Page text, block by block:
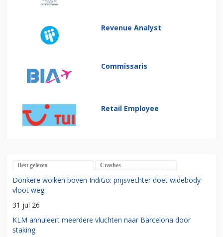
Revenue Analyst
Commissaris
Retail Employee
Best gelezen Crashes
Donkere wolken boven IndiGo: prijsvechter doet widebody-
vloot weg
31 jul 26
KLM annuleert meerdere vluchten naar Barcelona door
staking